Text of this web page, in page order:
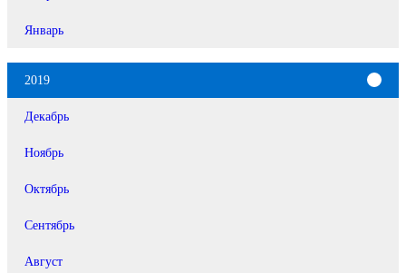
Январь
2019
Декабрь
Ноябрь
Октябрь
Сентябрь
Август